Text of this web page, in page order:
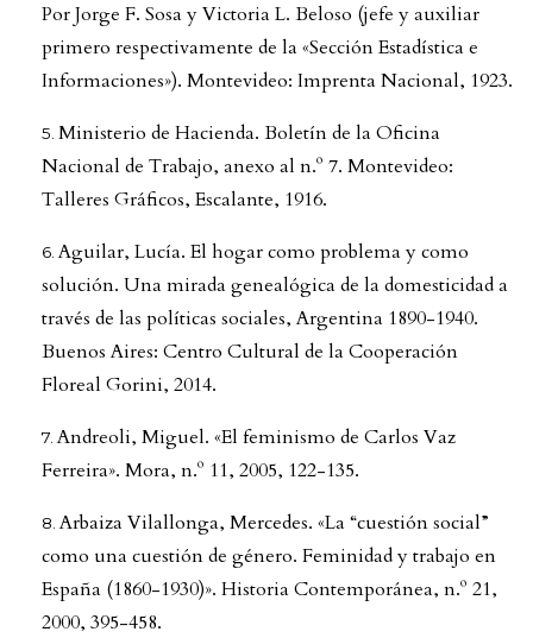
Por Jorge F. Sosa y Victoria L. Beloso (jefe y auxiliar
primero respectivamente de la «Sección Estadística e
Informaciones»). Montevideo: Imprenta Nacional, 1923.
Ministerio de Hacienda. Boletín de la Oficina
Nacional de Trabajo, anexo al n.º 7. Montevideo:
Talleres Gráficos, Escalante, 1916.
Aguilar, Lucía. El hogar como problema y como
solución. Una mirada genealógica de la domesticidad a
través de las políticas sociales, Argentina 1890-1940.
Buenos Aires: Centro Cultural de la Cooperación
Floreal Gorini, 2014.
Andreoli, Miguel. «El feminismo de Carlos Vaz
Ferreira». Mora, n.º 11, 2005, 122-135.
Arbaiza Vilallonga, Mercedes. «La “cuestión social”
como una cuestión de género. Feminidad y trabajo en
España (1860-1930)». Historia Contemporánea, n.º 21,
2000, 395-458.